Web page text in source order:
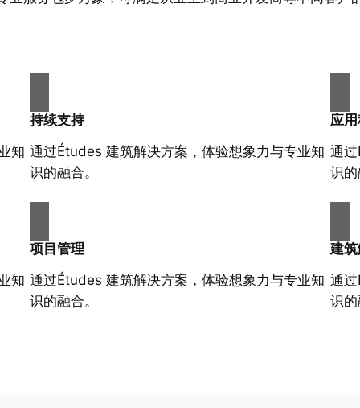
知
持续支持
通过Études 建筑解决方案，体验想象力与专业知
识的融合。
应
通
识
知
项目管理
通过Études 建筑解决方案，体验想象力与专业知
识的融合。
建
通
识